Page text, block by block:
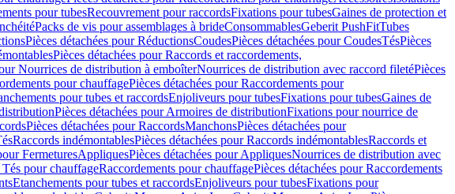
pour tubesRecouvrement pour raccordsFixations pour tubesGaines de protection et
Packs de vis pour assemblages à brideConsommablesGeberit PushFitTubes
Pièces détachées pour RéductionsCoudesPièces détachées pour CoudesTésPièces
Pièces détachées pour Raccords et raccordements,
Nourrices de distribution à emboîterNourrices de distribution avec raccord filetéPièces
pour chauffagePièces détachées pour Raccordements pour
pour tubes et raccordsEnjoliveurs pour tubesFixations pour tubesGaines de
Pièces détachées pour Armoires de distributionFixations pour nourrice de
Pièces détachées pour RaccordsManchonsPièces détachées pour
Raccords indémontablesPièces détachées pour Raccords indémontablesRaccords et
FermeturesAppliquesPièces détachées pour AppliquesNourrices de distribution avec
Tés pour chauffageRaccordements pour chauffagePièces détachées pour Raccordements
Etanchements pour tubes et raccordsEnjoliveurs pour tubesFixations pour